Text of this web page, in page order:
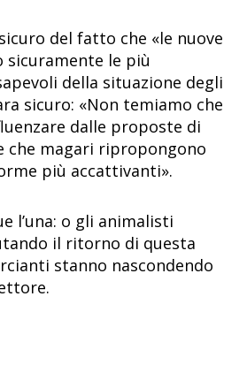
del fatto che «le nuove
sicuramente le più
della situazione degli
sicuro: «Non temiamo che
dalle proposte di
che magari ripropongono
più accattivanti».
l’una: o gli animalisti
il ritorno di questa
stanno nascondendo